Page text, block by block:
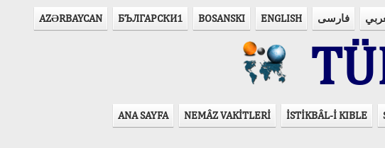
AZӘRBAYCAN БЪЛГАРСКИ1 BOSANSKI ENGLISH فارسی
ANA SAYFA NEMÂZ VAKİTLERİ İSTİKBÂL-İ KIBLE